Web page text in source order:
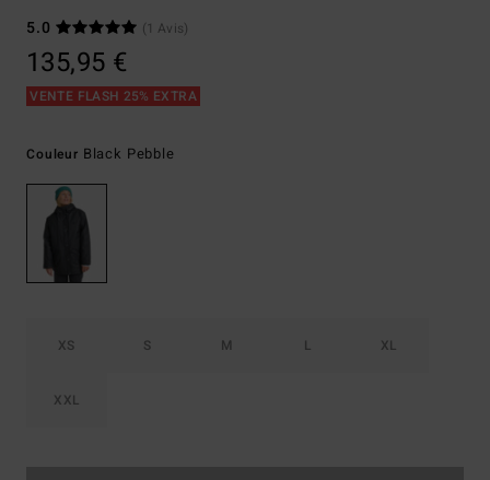
5.0
(1 Avis)
135,95 €
VENTE FLASH 25% EXTRA
Couleur Black Pebble
XS S M L XL
XXL